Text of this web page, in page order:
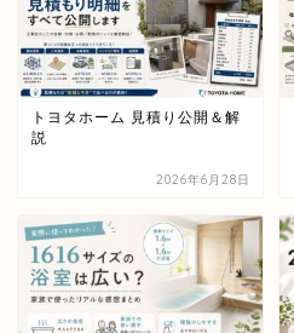
トヨタホーム 見積り公開＆解
説
2026年6月28日